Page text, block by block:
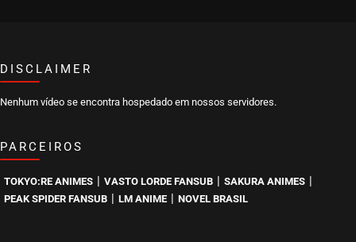
DISCLAIMER
Nenhum vídeo se encontra hospedado em nossos servidores.
PARCEIROS
TOKYO:RE ANIMES VASTO LORDE FANSUB SAKURA ANIMES
PEAK SPIDER FANSUB LM ANIME NOVEL BRASIL